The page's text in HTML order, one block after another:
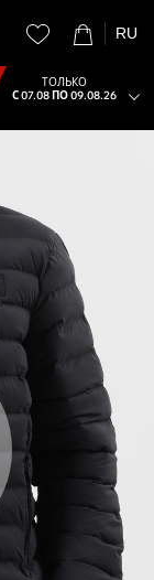
RU
ТОЛЬКО
С 07.08 ПО 09.08.26